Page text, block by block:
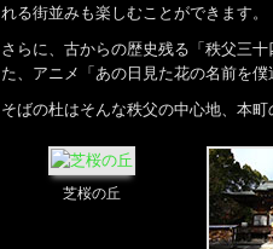
れる街並みも楽しむことができます。
さらに、古からの歴史残る「秩父三
た、アニメ「あの日見た花の名前を
そばの杜はそんな秩父の中心地、本
芝桜の丘